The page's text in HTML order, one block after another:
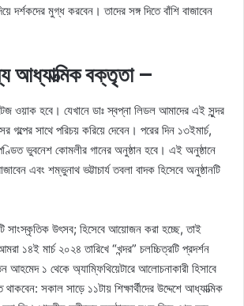
দর্শকদের মুগ্ধ করবেন। তাদের সঙ্গ দিতে বাঁশি বাজাবেন
আধ্যাত্মিক বক্তৃতা –
ওয়াক হবে। যেখানে ডাঃ স্বপ্না লিডল আমাদের এই সুন্দর
গল্পের সাথে পরিচয় করিয়ে দেবেন। পরের দিন ১৩ইমার্চ,
ভুবনেশ কোমলীর গানের অনুষ্ঠান হবে। এই অনুষ্ঠানে
এবং শম্ভুনাথ ভট্টাচার্য তবলা বাদক হিসেবে অনুষ্ঠানটি
সাংস্কৃতিক উৎসব; হিসেবে আয়োজন করা হচ্ছে, তাই
১৪ই মার্চ ২০২৪ তারিখে “খন্দর” চলচ্চিত্রটি প্রদর্শন
১ থেকে অ্যাম্ফিথিয়েটারে আলোচনাকারী হিসাবে
থাকবেন: সকাল সাড়ে ১১টায় শিক্ষার্থীদের উদ্দেশে আধ্যাত্মিক